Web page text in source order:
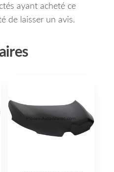
ayant acheté ce
de laisser un avis.